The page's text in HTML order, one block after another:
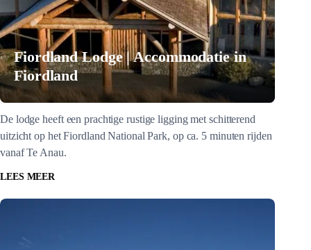
Fiordland Lodge | Accommodatie in
Fiordland
De lodge heeft een prachtige rustige ligging met schitterend
uitzicht op het Fiordland National Park, op ca. 5 minuten rijden
vanaf Te Anau.
LEES MEER